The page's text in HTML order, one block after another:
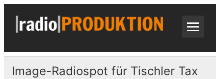
Skip
content
Image-Radiospot für Tischler Tax